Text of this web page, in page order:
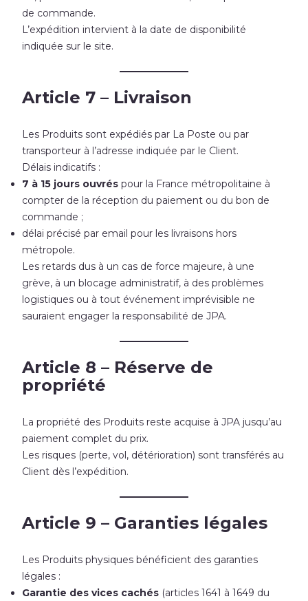
de commande.
L’expédition intervient à la date de disponibilité
indiquée sur le site.
Article 7 – Livraison
Les Produits sont expédiés par La Poste ou par
transporteur à l’adresse indiquée par le Client.
Délais indicatifs :
7 à 15 jours ouvrés pour la France métropolitaine à
compter de la réception du paiement ou du bon de
commande ;
délai précisé par email pour les livraisons hors
métropole.
Les retards dus à un cas de force majeure, à une
grève, à un blocage administratif, à des problèmes
logistiques ou à tout événement imprévisible ne
sauraient engager la responsabilité de JPA.
Article 8 – Réserve de
propriété
La propriété des Produits reste acquise à JPA jusqu’au
paiement complet du prix.
Les risques (perte, vol, détérioration) sont transférés au
Client dès l’expédition.
Article 9 – Garanties légales
Les Produits physiques bénéficient des garanties
légales :
Garantie des vices cachés (articles 1641 à 1649 du